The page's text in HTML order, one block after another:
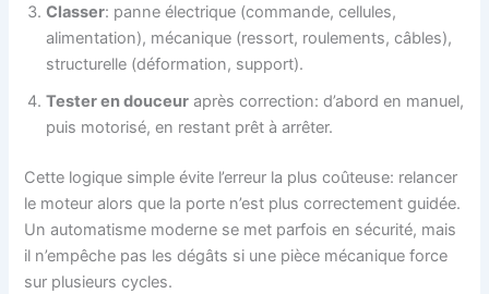
Classer: panne électrique (commande, cellules,
alimentation), mécanique (ressort, roulements, câbles),
structurelle (déformation, support).
Tester en douceur après correction: d’abord en manuel,
puis motorisé, en restant prêt à arrêter.
Cette logique simple évite l’erreur la plus coûteuse: relancer
le moteur alors que la porte n’est plus correctement guidée.
Un automatisme moderne se met parfois en sécurité, mais
il n’empêche pas les dégâts si une pièce mécanique force
sur plusieurs cycles.